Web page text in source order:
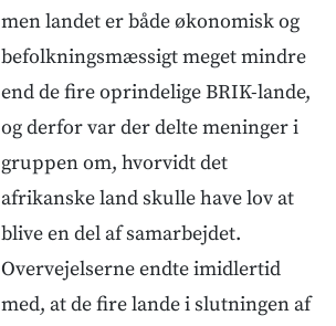
men landet er både økonomisk og
befolkningsmæssigt meget mindre
end de fire oprindelige BRIK-lande,
og derfor var der delte meninger i
gruppen om, hvorvidt det
afrikanske land skulle have lov at
blive en del af samarbejdet.
Overvejelserne endte imidlertid
med, at de fire lande i slutningen af